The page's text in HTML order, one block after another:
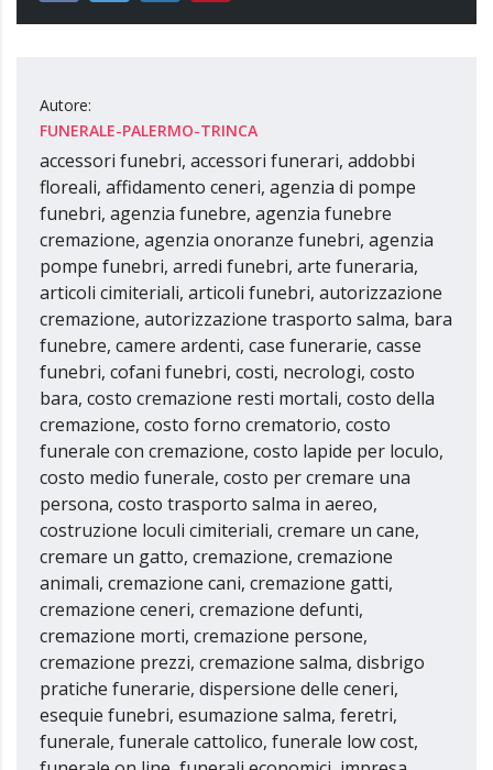
Autore:
FUNERALE-PALERMO-TRINCA
accessori funebri, accessori funerari, addobbi
floreali, affidamento ceneri, agenzia di pompe
funebri, agenzia funebre, agenzia funebre
cremazione, agenzia onoranze funebri, agenzia
pompe funebri, arredi funebri, arte funeraria,
articoli cimiteriali, articoli funebri, autorizzazione
cremazione, autorizzazione trasporto salma, bara
funebre, camere ardenti, case funerarie, casse
funebri, cofani funebri, costi, necrologi, costo
bara, costo cremazione resti mortali, costo della
cremazione, costo forno crematorio, costo
funerale con cremazione, costo lapide per loculo,
costo medio funerale, costo per cremare una
persona, costo trasporto salma in aereo,
costruzione loculi cimiteriali, cremare un cane,
cremare un gatto, cremazione, cremazione
animali, cremazione cani, cremazione gatti,
cremazione ceneri, cremazione defunti,
cremazione morti, cremazione persone,
cremazione prezzi, cremazione salma, disbrigo
pratiche funerarie, dispersione delle ceneri,
esequie funebri, esumazione salma, feretri,
funerale, funerale cattolico, funerale low cost,